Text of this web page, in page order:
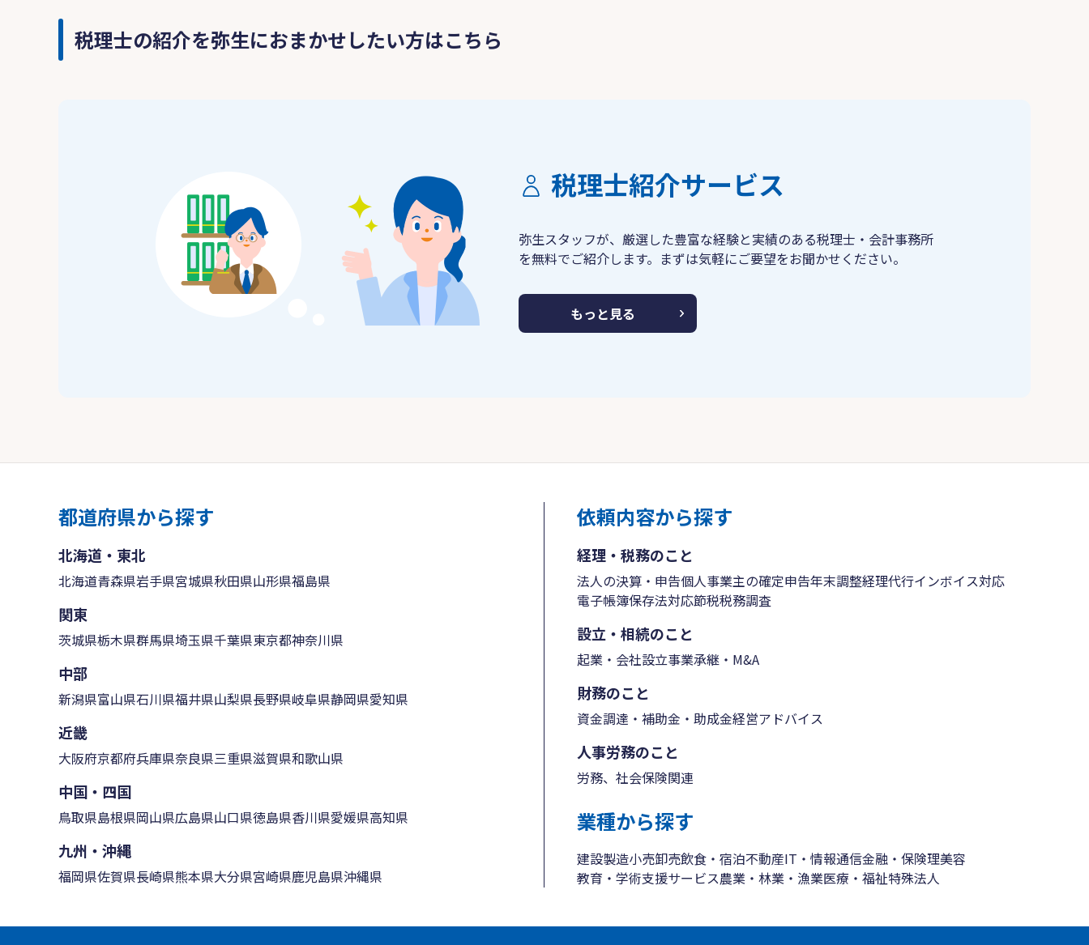
税理士の紹介を弥生におまかせしたい方はこちら
税理士紹介サービス
弥生スタッフが、厳選した豊富な経験と実績のある税理士・会計事務所
を無料でご紹介します。まずは気軽にご要望をお聞かせください。
もっと見る
都道府県から探す
北海道・東北
北海道青森県岩手県宮城県秋田県山形県福島県
関東
茨城県栃木県群馬県埼玉県千葉県東京都神奈川県
中部
新潟県富山県石川県福井県山梨県長野県岐阜県静岡県愛知県
近畿
大阪府京都府兵庫県奈良県三重県滋賀県和歌山県
中国・四国
鳥取県島根県岡山県広島県山口県徳島県香川県愛媛県高知県
九州・沖縄
福岡県佐賀県長崎県熊本県大分県宮崎県鹿児島県沖縄県
依頼内容から探す
経理・税務のこと
法人の決算・申告個人事業主の確定申告年末調整経理代行インボイス対応
電子帳簿保存法対応節税税務調査
設立・相続のこと
起業・会社設立事業承継・M&A
財務のこと
資金調達・補助金・助成金経営アドバイス
人事労務のこと
労務、社会保険関連
業種から探す
建設製造小売卸売飲食・宿泊不動産IT・情報通信金融・保険理美容
教育・学術支援サービス農業・林業・漁業医療・福祉特殊法人